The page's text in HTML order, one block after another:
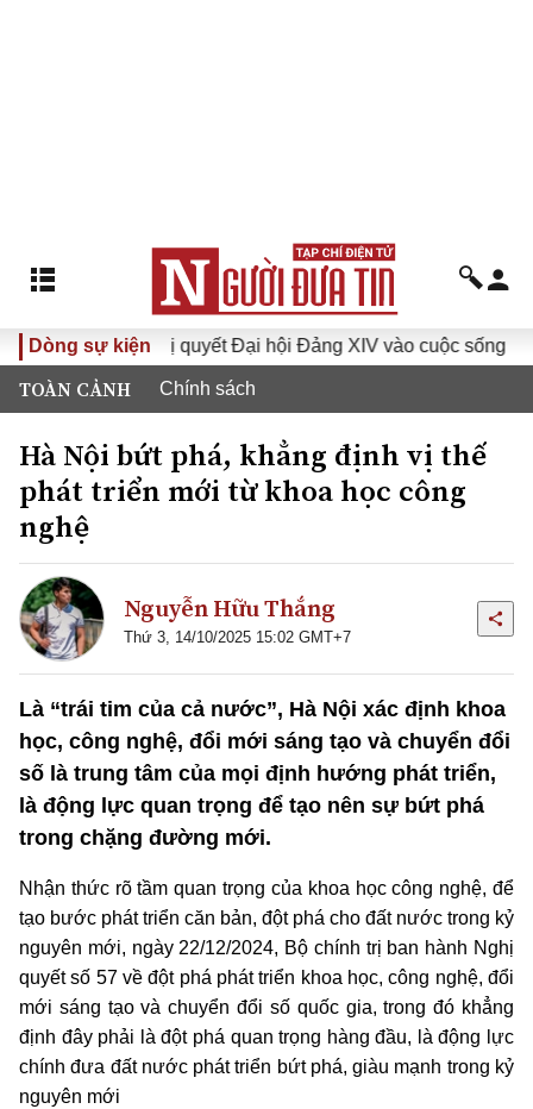
Dòng sự kiện
Đưa Nghị quyết Đại hội Đảng XIV vào cuộc sống
TOÀN CẢNH Chính sách
Hà Nội bứt phá, khẳng định vị thế
phát triển mới từ khoa học công
nghệ
Nguyễn Hữu Thắng
Thứ 3, 14/10/2025 15:02 GMT+7
Là “trái tim của cả nước”, Hà Nội xác định khoa
học, công nghệ, đổi mới sáng tạo và chuyển đổi
số là trung tâm của mọi định hướng phát triển,
là động lực quan trọng để tạo nên sự bứt phá
trong chặng đường mới.
Nhận thức rõ tầm quan trọng của khoa học công nghệ, để
tạo bước phát triển căn bản, đột phá cho đất nước trong kỷ
nguyên mới, ngày 22/12/2024, Bộ chính trị ban hành Nghị
quyết số 57 về đột phá phát triển khoa học, công nghệ, đổi
mới sáng tạo và chuyển đổi số quốc gia, trong đó khẳng
định đây phải là đột phá quan trọng hàng đầu, là động lực
chính đưa đất nước phát triển bứt phá, giàu mạnh trong kỷ
nguyên mới